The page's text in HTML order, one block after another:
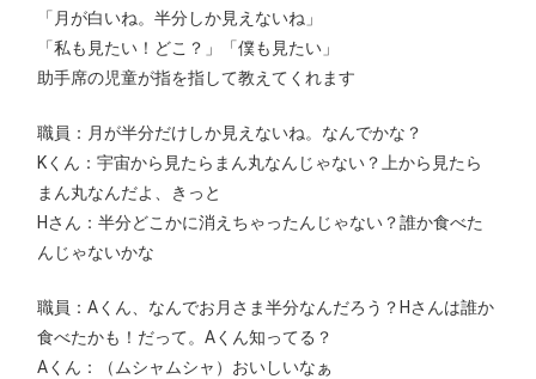
「月が白いね。半分しか見えないね」
「私も見たい！どこ？」「僕も見たい」
助手席の児童が指を指して教えてくれます
職員：月が半分だけしか見えないね。なんでかな？
Kくん：宇宙から見たらまん丸なんじゃない？上から見たら
まん丸なんだよ、きっと
Hさん：半分どこかに消えちゃったんじゃない？誰か食べた
んじゃないかな
職員：Aくん、なんでお月さま半分なんだろう？Hさんは誰か
食べたかも！だって。Aくん知ってる？
Aくん：（ムシャムシャ）おいしいなぁ